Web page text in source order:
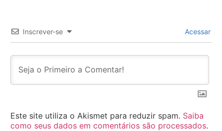
Inscrever-se Acessar
Este site utiliza o Akismet para reduzir spam. Saiba
como seus dados em comentários são processados.